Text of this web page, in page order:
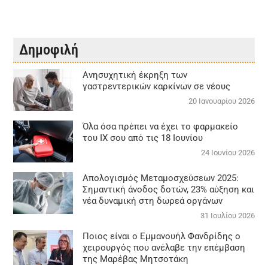
Δημοφιλή
Aνησυχητική έκρηξη των
γαστρεντερικών καρκίνων σε νέους
20 Ιανουαρίου 2026
Όλα όσα πρέπει να έχει το φαρμακείο
του ΙΧ σου από τις 18 Ιουνίου
24 Ιουνίου 2026
Απολογισμός Μεταμοσχεύσεων 2025:
Σημαντική άνοδος δοτών, 23% αύξηση και
νέα δυναμική στη δωρεά οργάνων
31 Ιουλίου 2026
Ποιος είναι ο Εμμανουήλ Φανδρίδης ο
χειρουργός που ανέλαβε την επέμβαση
της Μαρέβας Μητσοτάκη